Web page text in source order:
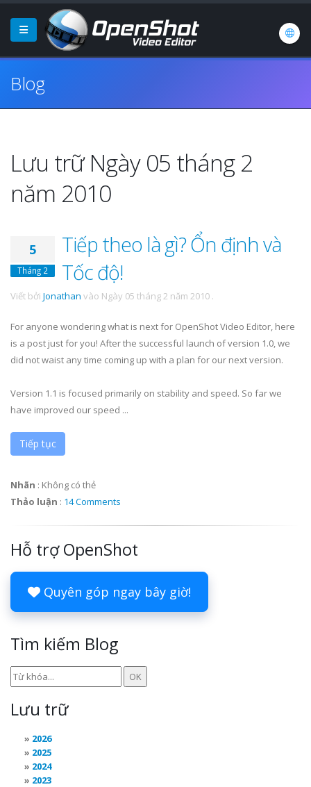
Blog
Lưu trữ Ngày 05 tháng 2
năm 2010
5
Tháng 2
Tiếp theo là gì? Ổn định và
Tốc độ!
Viết bởi Jonathan vào Ngày 05 tháng 2 năm 2010 .
For anyone wondering what is next for OpenShot Video Editor, here
is a post just for you! After the successful launch of version 1.0, we
did not waist any time coming up with a plan for our next version.
Version 1.1 is focused primarily on stability and speed. So far we
have improved our speed ...
Tiếp tục
Nhãn : Không có thẻ
Thảo luận : 14 Comments
Hỗ trợ OpenShot
Quyên góp ngay bây giờ!
Tìm kiếm Blog
Lưu trữ
2026
2025
2024
2023